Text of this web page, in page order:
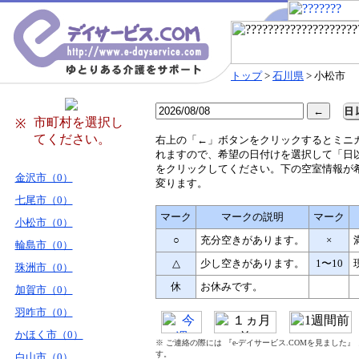
トップ> 石川県 > 小松市
※
市町村を選択し
てください。
金沢市（0）
七尾市（0）
小松市（0）
輪島市（0）
珠洲市（0）
加賀市（0）
羽咋市（0）
かほく市（0）
右上の「←」ボタンをクリックするとミニ
れますので、希望の日付けを選択して「日
をクリックしてください。下の空室情報が
変ります。
マーク マークの説明
マーク
○
充分空きがあります。 ×
△
少し空きがあります。 1〜10
休
お休みです。
※ ご連絡の際には 『e-デイサービス.COMを見ました
す。